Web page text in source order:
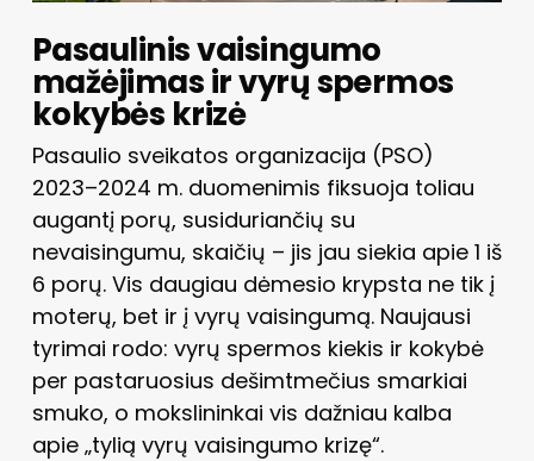
Pasaulinis vaisingumo
mažėjimas ir vyrų spermos
kokybės krizė
Pasaulio sveikatos organizacija (PSO)
2023–2024 m. duomenimis fiksuoja toliau
augantį porų, susiduriančių su
nevaisingumu, skaičių – jis jau siekia apie 1 iš
6 porų. Vis daugiau dėmesio krypsta ne tik į
moterų, bet ir į vyrų vaisingumą. Naujausi
tyrimai rodo: vyrų spermos kiekis ir kokybė
per pastaruosius dešimtmečius smarkiai
smuko, o mokslininkai vis dažniau kalba
apie „tylią vyrų vaisingumo krizę“.